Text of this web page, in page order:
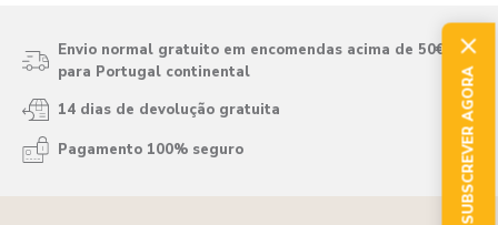
Envio normal gratuito em encomendas acima de 50€
para Portugal continental
14 dias de devolução gratuita
Pagamento 100% seguro
SUBSCREVER AGORA